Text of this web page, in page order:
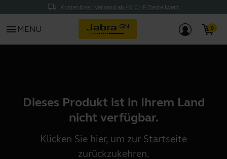
Kostenloser Versand ab 49 CHF Bestellwert
menu MENU
Dieses Produkt ist in Ihrem Land
nicht verfügbar.
Klicken Sie hier, um zur Startseite
zurückzukehren.